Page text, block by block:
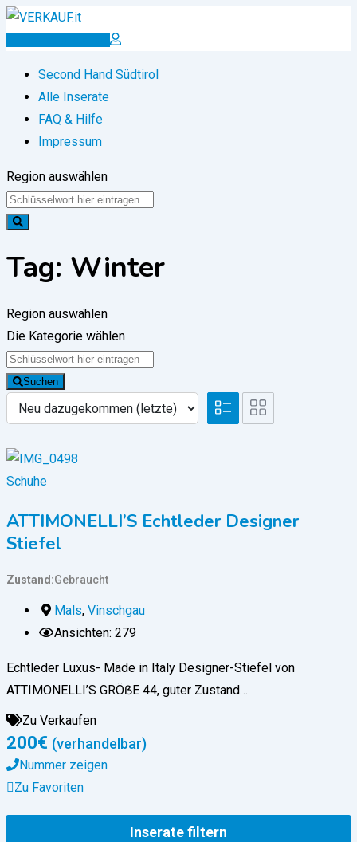
Zum
Inserat erstellen
Second Hand Südtirol
Alle Inserate
FAQ & Hilfe
Impressum
Region auswählen
Tag: Winter
Region auswählen
Die Kategorie wählen
Suchen
Schuhe
ATTIMONELLI’S Echtleder Designer
Stiefel
Zustand Gebraucht
Mals, Vinschgau
Ansichten: 279
Echtleder Luxus- Made in Italy Designer-Stiefel von
ATTIMONELLI’S GRÖẞE 44, guter Zustand…
Zu Verkaufen
200€ (verhandelbar)
Nummer zeigen
Zu Favoriten
Inserate filtern